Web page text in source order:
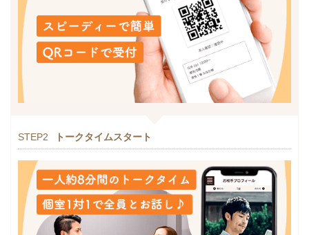
STEP2 トークタイムスタート